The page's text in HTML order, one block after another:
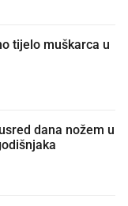
tijelo muškarca u
dana nožem u